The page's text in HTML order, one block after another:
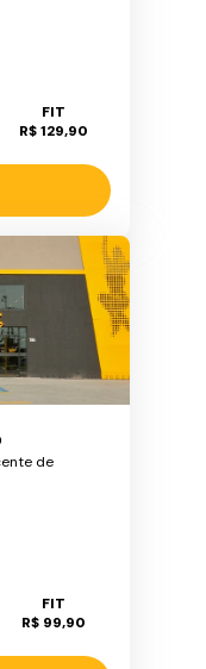
FIT
R$ 129,90
de
FIT
R$ 99,90